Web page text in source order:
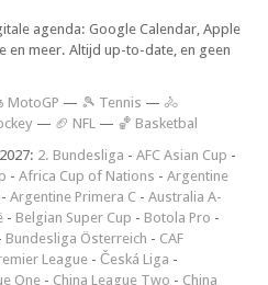
agenda: Google Calendar, Apple
en meer. Altijd up-to-date, en geen
— 🎾 Tennis — 🚴
— 🏈 NFL — 🏀 Basketbal
2. Bundesliga - AFC Asian Cup -
- Africa Cup of Nations - Argentine
- Argentine Primera C - Australia A-
- Belgian Super Cup - Botola Pro -
Bundesliga Österreich - CAF
League - Česká Liga -
One - China League Two - China